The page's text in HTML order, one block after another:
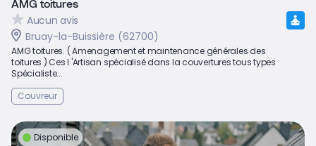
AMG toitures
Aucun avis
Bruay-la-Buissière (62700)
AMG toitures. ( Amenagement et maintenance générales des
toitures ) Ces l 'Artisan spécialisé dans la couvertures tous types
Spécialiste...
Couvreur
Disponible